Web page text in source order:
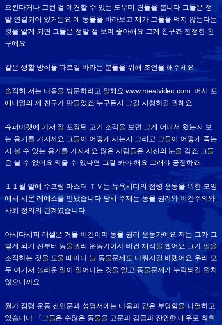
으킨다거나 그런 걸 예견할 수 있는 도우미 견들을 봅니다 그들은 정
말 연결되어 있거든요 예 동물을 바라보고 제가 그들을 먹지 않는다는
것을 알게 되면 그들은 정말 절 보며 좋아해요 그게 친구죠 진정한 친
구예요
같은 생활 방식을 따르길 바라는 분들을 위해 조언을 해주세요
솔직히 저는 다음을 방문하라고 말해요 www.meatvideo.com. 머시 포
애니멀의 제 친구가 만들었죠 누구든지 그걸 시청하길 권해요
슈퍼마켓에 가서 잘 포장된 고기 조각을 보면 그게 어디서 왔는지 보
는 용기를 가지세요 그들이 어떻게 사는지 그리고 그들이 어떻게 죽는
지 볼 수 있는 용기를 가지세요 많은 사람들은 자신의 눈을 감죠 그들
은 볼 수 없어요 먹을 수 있다면 그걸 봐야 해요 그래야 공정하죠
１１월 말에 수프림 마스터 ＴＶ는 뉴욕시티의 점령 운동을 위한 모임
에서 시몬 레예스를 만났습니다 당시 주제는 동물 권리와 비건주의와
사회 정의의 관계였습니다
아시다시피 러셀은 거물 비건이며 동물 권리 운동가예요 저는 그가 그
렇게 되기 전부터 동물권리 운동가이자 비건 채식을 했어요 그가 일을
조직하는 것을 도울 때마다 늘 동물문제도 다뤄지길 바랬어요 우리 모
두 여기서 놀라운 일이 일어나는 것을 알고 동물문제가 누락되길 원치
않으니까요
월가 점령 운동 선언문과 성명서에는 다음과 같은 부당함을 나열하고
있습니다 『그들은 수많은 동물을 고문과 감금과 잔인한 대우로 착취